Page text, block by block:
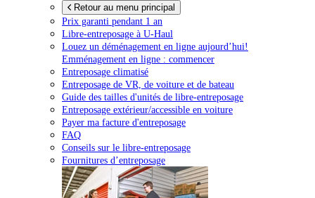
Retour au menu principal
Prix garanti pendant 1 an
Libre-entreposage à U-Haul
Louez un déménagement en ligne aujourd’hui!
Emménagement en ligne : commencer
Entreposage climatisé
Entreposage de VR, de voiture et de bateau
Guide des tailles d'unités de libre-entreposage
Entreposage extérieur/accessible en voiture
Payer ma facture d'entreposage
FAQ
Conseils sur le libre-entreposage
Fournitures d’entreposage